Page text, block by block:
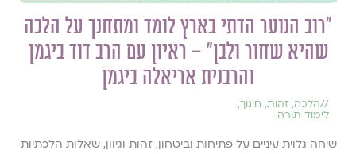
"רוב הנוער הדתי בארץ לומד ומתחנך על הלכה
שהיא שחור ולבן" – ראיון עם הרב דוד ביגמן
והרבנית אריאלה ביגמן
//הלכה, זהות, חינוך,
לימוד תורה
שיחה גלוית עיניים על פתיחוּת וביטחון, זהות וגיוון, שאלות הלכתיות